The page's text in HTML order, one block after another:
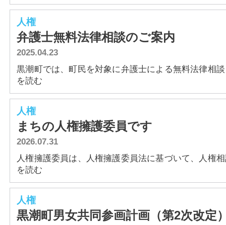
人権
弁護士無料法律相談のご案内
2025.04.23
黒潮町では、町民を対象に弁護士による無料法律相
を読む
人権
まちの人権擁護委員です
2026.07.31
人権擁護委員は、人権擁護委員法に基づいて、人権
を読む
人権
黒潮町男女共同参画計画（第2次改定